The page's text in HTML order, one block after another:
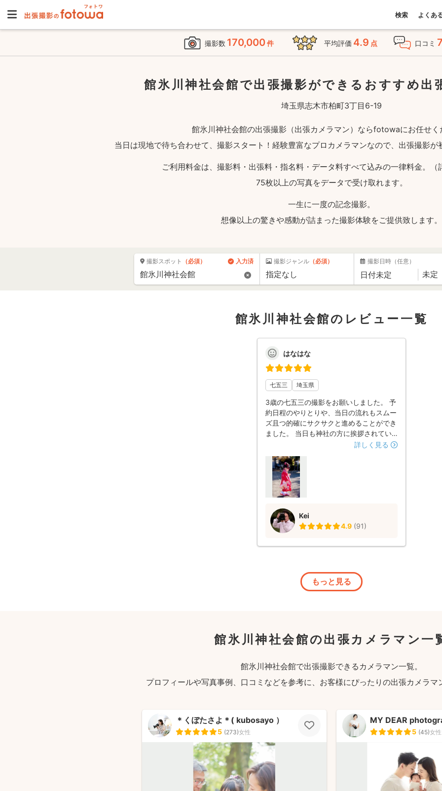
検索 よくあ
撮影数 170,000件 平均評価 4.9 点 口コミ
館氷川神社会館で出張撮影ができる おすすめ出
埼玉県志木市柏町3丁目6-19
館氷川神社会館の出張撮影（出張カメラマン）ならfotowaにお任せく
当日は現地で待ち合わせて、撮影スタート！経験豊富なプロカメラマンなので、出張撮影
ご利用料金は、撮影料・出張料・指名料・データ料すべて込みの一律料金。（
75枚以上の写真をデータで受け取れます。
一生に一度の記念撮影。
想像以上の驚きや感動が詰まった撮影体験をご提供致します。
撮影スポット （必須） 入力済 撮影ジャンル （必須） 撮影日時 （任意）
館氷川神社会館のレビュー一覧
はなはな
七五三 埼玉県
3歳の七五三の撮影をお願いしました。 予
約日程のやりとりや、当日の流れもスムー
ズ且つ的確にサクサクと進めることができ
ました。 当日も神社の方に挨拶されてい
たりと、とても丁寧な対応でした。 出来
イミングなど私好みのものだったので満足
のいく記念写真になりました。 また機会
がありましたら宜しくお願いいたします。
ありがとうございました。
詳しく見る
Kei
4.9 (91)
もっと見る
館氷川神社会館の出張カメラマン一
館氷川神社会館で出張撮影できるカメラマン一覧。
プロフィールや写真事例、口コミなどを参考に、お客様にぴったりの出張カメラマ
＊くぼたさよ＊( kubosayo ）
5 (273)女性
MY DEAR
5 (45)女性